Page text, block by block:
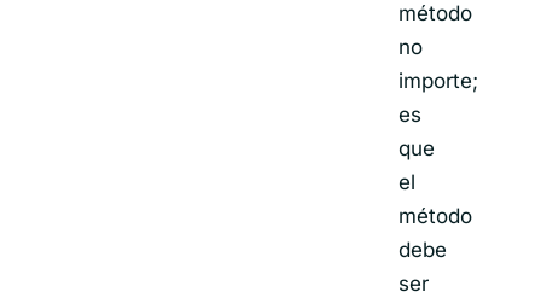
método
no
importe;
es
que
el
método
debe
ser